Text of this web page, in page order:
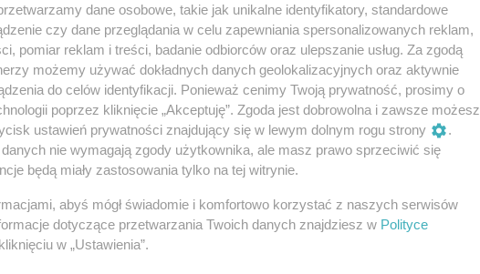
dane osobowe, takie jak unikalne identyfikatory, standardowe
czy dane przeglądania w celu zapewniania spersonalizowanych reklam,
pomiar reklam i treści, badanie odbiorców oraz ulepszanie usług. Za zgodą
możemy używać dokładnych danych geolokalizacyjnych oraz aktywnie
do celów identyfikacji. Ponieważ cenimy Twoją prywatność, prosimy o
poprzez kliknięcie „Akceptuję”. Zgoda jest dobrowolna i zawsze możesz
ustawień prywatności znajdujący się w lewym dolnym rogu strony
.
nie wymagają zgody użytkownika, ale masz prawo sprzeciwić się
będą miały zastosowania tylko na tej witrynie.
abyś mógł świadomie i komfortowo korzystać z naszych serwisów
dotyczące przetwarzania Twoich danych znajdziesz w Polityce
w „Ustawienia”.